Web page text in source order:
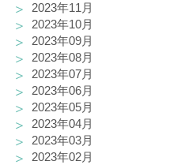
2023年11月
2023年10月
2023年09月
2023年08月
2023年07月
2023年06月
2023年05月
2023年04月
2023年03月
2023年02月